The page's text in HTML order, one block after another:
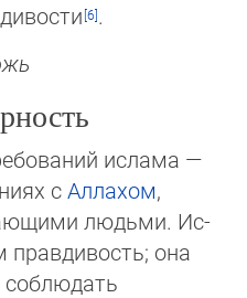
.
ислама —
сАллахом,
людьми. Ис­
правдивость; она